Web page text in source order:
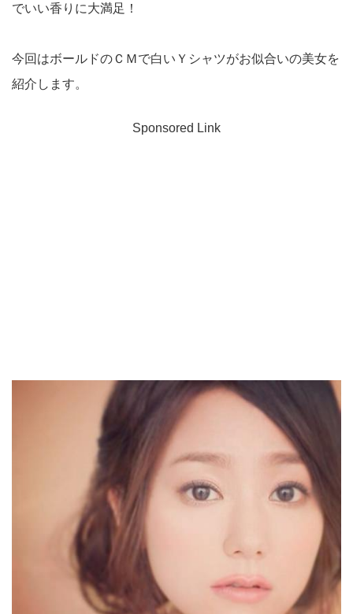
でいい香りに大満足！
今回はボールドのＣＭで白いＹシャツがお似合いの美女を
紹介します。
Sponsored Link